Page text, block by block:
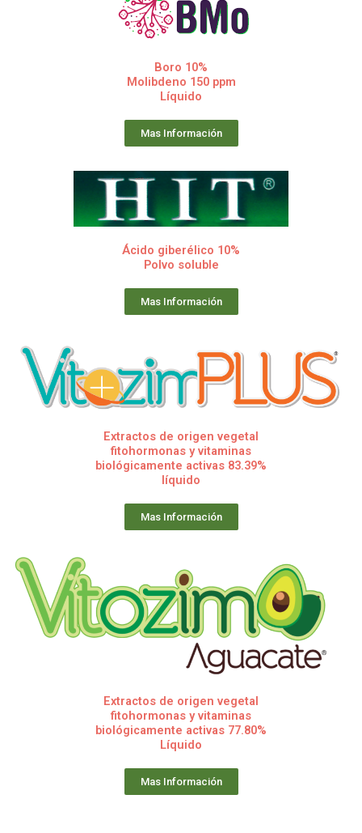
Boro 10%
Molibdeno 150 ppm
Líquido
Mas Información
Ácido giberélico 10%
Polvo soluble
Mas Información
Extractos de origen vegetal
fitohormonas y vitaminas
biológicamente activas 83.39%
líquido
Mas Información
Extractos de origen vegetal
fitohormonas y vitaminas
biológicamente activas 77.80%
Líquido
Mas Información